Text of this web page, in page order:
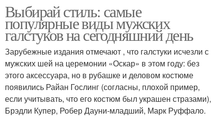
Выбирай стиль: самые
популярные виды мужских
галстуков на сегодняшний день
Зарубежные издания отмечают , что галстуки исчезли с
мужских шей на церемонии «Оскар» в этом году: без
этого аксессуара, но в рубашке и деловом костюме
появились Райан Гослинг (согласны, плохой пример,
если учитывать, что его костюм был украшен стразами),
Брэдли Купер, Робер Дауни-младший, Марк Руффало.